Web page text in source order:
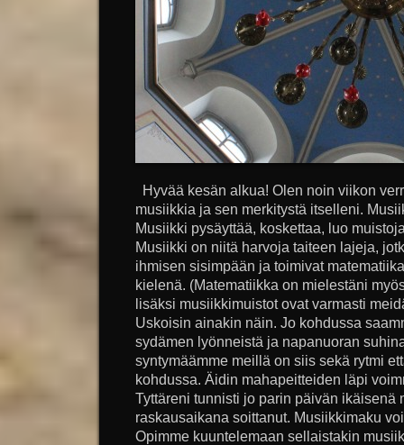
Hyvää kesän alkua! Olen noin viikon
musiikkia ja sen merkitystä itselleni.
Musiikki pysäyttää, koskettaa, luo
Musiikki on niitä harvoja taiteen lajeja,
ihmisen sisimpään ja toimivat
kielenä. (Matematiikka on mielestäni
lisäksi musiikkimuistot ovat varmasti
Uskoisin ainakin näin. Jo kohdussa
sydämen lyönneistä ja napanuoran
syntymäämme meillä on siis sekä rytmi
kohdussa. Äidin mahapeitteiden läpi
Tyttäreni tunnisti jo parin päivän ikäisenä
raskausaikana soittanut. Musiikkimaku
Opimme kuuntelemaan sellaistakin